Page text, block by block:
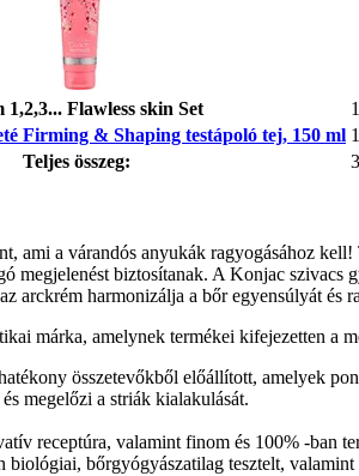
1,2,3... Flawless skin Set
Firming & Shaping testápoló tej, 150 ml
Teljes összeg:
ami a várandós anyukák ragyogásához
megjelenést biztosítanak. A Konjac
arckrém harmonizálja a bőr egyensúlyát és
márka, amelynek termékei kifejezetten a
összetevőkből előállított, amelyek
megelőzi a striák kialakulását.
receptúra, valamint finom és 100% -ban
biológiai, bőrgyógyászatilag tesztelt,